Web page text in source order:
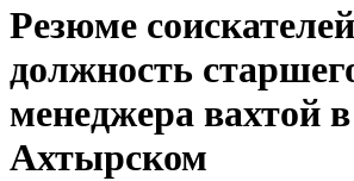
Резюме
должность
менеджера вахтой в
Ахтырском